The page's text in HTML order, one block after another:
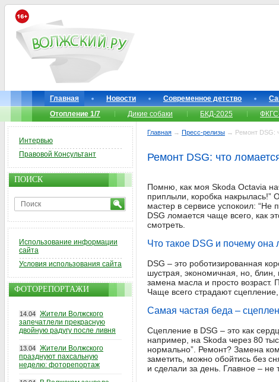
Главная Новости Современное детство
Отопление 1/7
Дикие собаки БКД-2025
Главная → Пресс-релизы → Ремонт DSG:
Ремонт DSG: что
Помню, как моя Skoda Octavia
приплыли, коробка накрылась!”
мастер в сервисе успокоил: “Не
DSG ломается чаще всего, как
смотреть.
Что такое DSG и почему она
DSG – это роботизированная
шустрая, экономичная, но,
замена масла и просто возраст.
Чаще всего страдают
Самая частая беда –
Сцепление в DSG – это как
например, на Skoda через 80
нормально”. Ремонт? Замена
заметить, можно обойтись без
и сделали за день. Главное – не
Интервью
Правовой Консультант
ПОИСК
Использование информации
сайта
Условия использования сайта
ФОТОРЕПОРТАЖИ
14.04 Жители Волжского
запечатлели прекрасную
двойную радугу после ливня
13.04 Жители Волжского
празднуют пахсальную
неделю: фоторепортаж